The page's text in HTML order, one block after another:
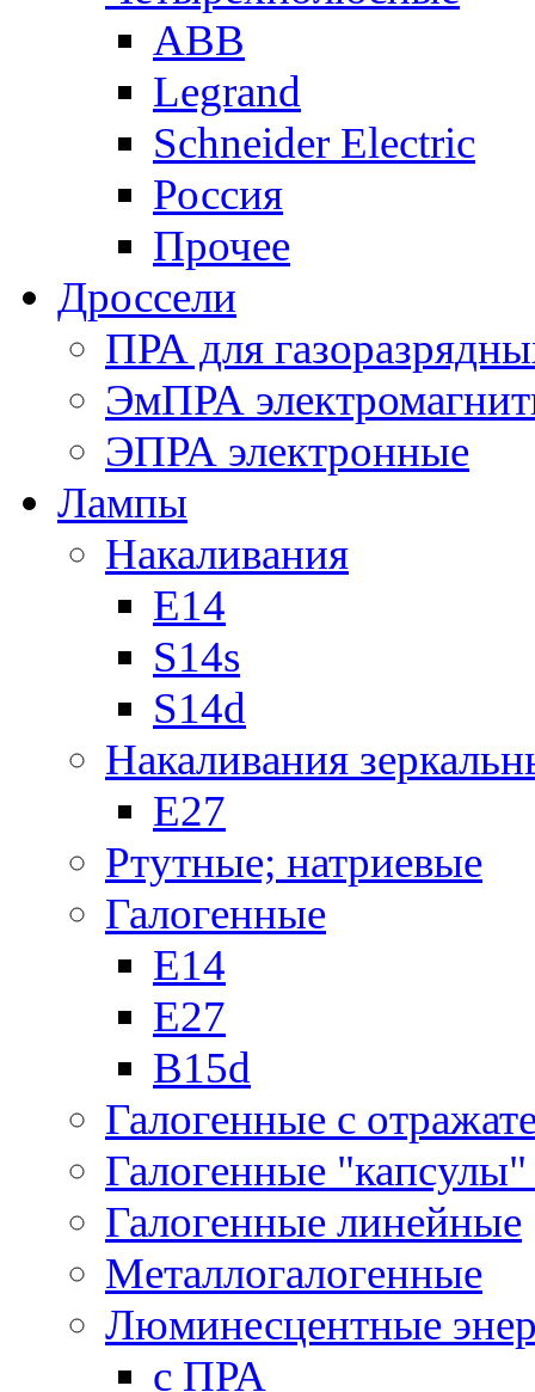
ABB
Legrand
Schneider Electric
Россия
Прочее
Дроссели
ПРА для
ЭмПРА
ЭПРА электронные
Лампы
Накаливания
Е14
S14s
S14d
Накаливания
Е27
Ртутные; натриевые
Галогенные
Е14
Е27
B15d
Галогенные с
Галогенные "капсулы"
Галогенные линейные
Металлогалогенные
Люминесцентные
с ПРА